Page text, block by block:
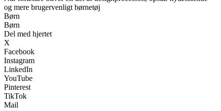
og mere brugervenligt børnetøj
Børn
Børn
Del med hjertet
X
Facebook
Instagram
LinkedIn
YouTube
Pinterest
TikTok
Mail